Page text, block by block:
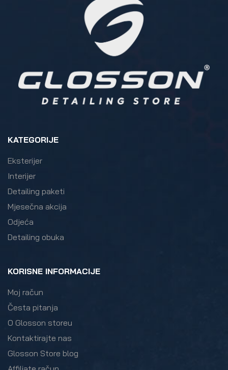
KATEGORIJE
Eksterijer
Interijer
Detailing paketi
Mjesečna akcija
Odjeća
Detailing obuka
KORISNE INFORMACIJE
Moj račun
Česta pitanja
O Glosson storeu
Kontaktirajte nas
Glosson Store blog